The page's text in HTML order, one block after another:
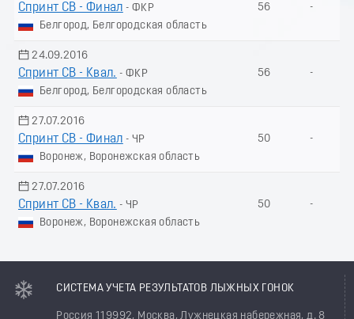
Спринт СВ - Финал - ФКР
Белгород, Белгородская область
56 -
24.09.2016
Спринт СВ - Квал. - ФКР
Белгород, Белгородская область
56 -
27.07.2016
Спринт СВ - Финал - ЧР
Воронеж, Воронежская область
50 -
27.07.2016
Спринт СВ - Квал. - ЧР
Воронеж, Воронежская область
50 -
СИСТЕМА УЧЕТА РЕЗУЛЬТАТОВ ЛЫЖНЫХ ГОНОК
Россия 119992, Москва, Лужнецкая набережная, д. 8